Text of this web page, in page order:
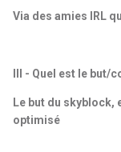
Via des amies IRL
III - Quel est le but/
Le but du skyblock,
optimisé